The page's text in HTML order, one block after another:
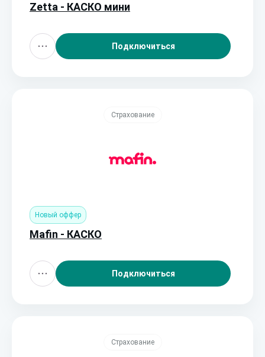
Zetta - КАСКО мини
Подключиться
Страхование
Новый оффер
Mafin - КАСКО
Подключиться
Страхование